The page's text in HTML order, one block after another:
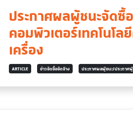
ประกาศผลผู้ชนะจัดซื้
คอมพิวเตอร์เทคโนโ
เครื่อง
ARTICLE ข่าวจัดซื้อจัดจ้าง ประกาศผลผู้ชนะ/ประกาศ